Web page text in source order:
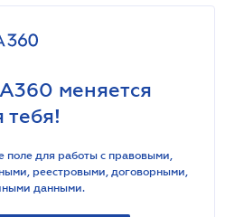
меняется
тебя!
поле для работы с правовыми,
реестровыми, договорными,
данными.